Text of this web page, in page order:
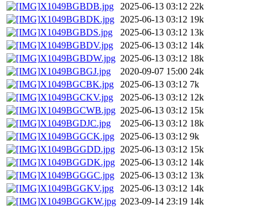
X1049BGBDB.jpg
2025-06-13 03:12 22k
X1049BGBDK.jpg
2025-06-13 03:12 19k
X1049BGBDS.jpg
2025-06-13 03:12 13k
X1049BGBDV.jpg
2025-06-13 03:12 14k
X1049BGBDW.jpg 2025-06-13 03:12 18k
X1049BGBGJ.jpg
2020-09-07 15:00 24k
X1049BGCBK.jpg
2025-06-13 03:12 7k
X1049BGCKV.jpg
2025-06-13 03:12 12k
X1049BGCWB.jpg 2025-06-13 03:12 15k
X1049BGDJC.jpg
2025-06-13 03:12 18k
X1049BGGCK.jpg
2025-06-13 03:12 9k
X1049BGGDD.jpg 2025-06-13 03:12 15k
X1049BGGDK.jpg 2025-06-13 03:12 14k
X1049BGGGC.jpg
2025-06-13 03:12 13k
X1049BGGKV.jpg
2025-06-13 03:12 14k
X1049BGGKW.jpg 2023-09-14 23:19 14k